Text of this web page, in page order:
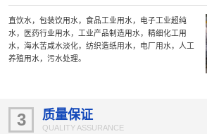
直饮水，包装饮用水，食品工业用水，电子工业超纯
水，医药行业用水，工业产品制造用水，精细化工用
水，海水苦咸水淡化，纺织造纸用水，电厂用水，人工
养殖用水，污水处理。
3 质量保证
QUALITY ASSURANCE